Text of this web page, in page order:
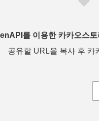
를 이용한 카카오스
공유할 URL을 복사 후 카